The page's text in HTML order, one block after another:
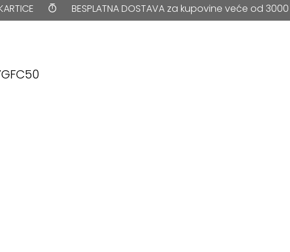
BESPLATNA DOSTAVA za kupovine veće od 3000 rsd • ONLINE